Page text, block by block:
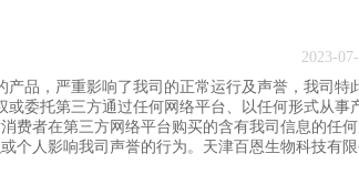
2023-
品，严重影响了我司的正常运行及声誉，我司特
委托第三方通过任何网络平台、以任何形式从事
费者在第三方网络平台购买的含有我司信息的任
个人影响我司声誉的行为。天津百恩生物科技有限